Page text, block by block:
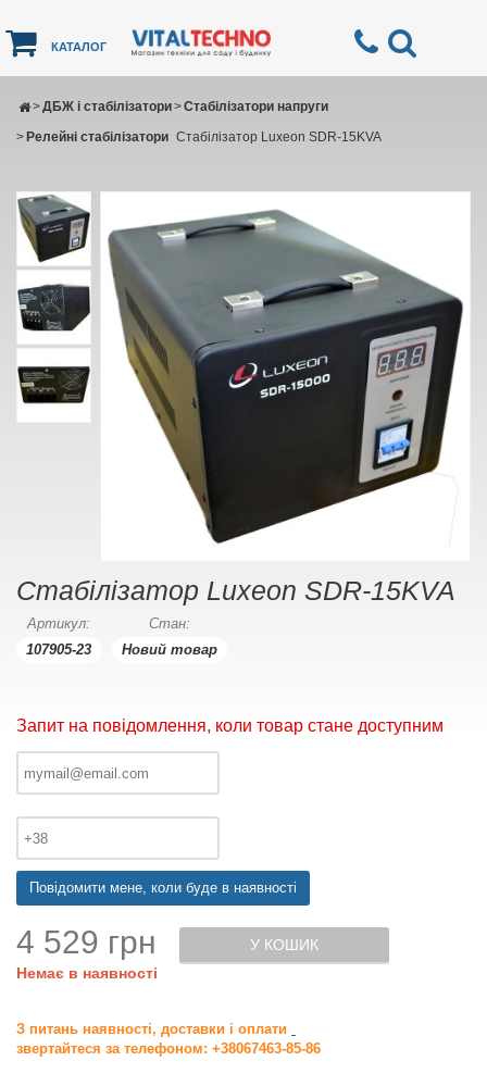
КАТАЛОГ
ДБЖ і стабілізатори
> Стабілізатори напруги
>
Релейні стабілізатори
> Стабілізатор Luxeon SDR-15KVA
Стабілізатор Luxeon SDR-15KVA
Артикул:
107905-23
Стан:
Новий товар
Запит на повідомлення, коли товар стане доступним
Повідомити мене, коли буде в наявності
4 529 грн
Немає в наявності
У КОШИК
З питань наявності, доставки і оплати
звертайтеся за телефоном: +38067463-85-86